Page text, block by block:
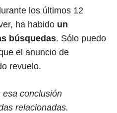
los últimos 12
ha habido un
búsquedas. Sólo puedo
el anuncio de
revuelo.
esa conclusión
relacionadas.